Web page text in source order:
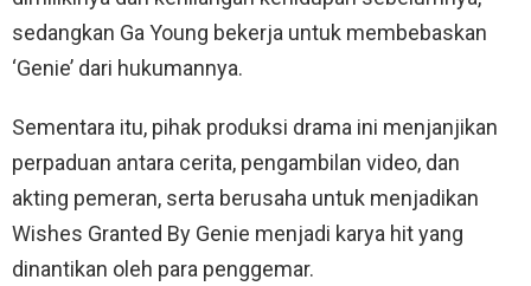
sedangkan Ga Young bekerja untuk membebaskan
‘Genie’ dari hukumannya.
Sementara itu, pihak produksi drama ini menjanjikan
perpaduan antara cerita, pengambilan video, dan
akting pemeran, serta berusaha untuk menjadikan
Wishes Granted By Genie menjadi karya hit yang
dinantikan oleh para penggemar.